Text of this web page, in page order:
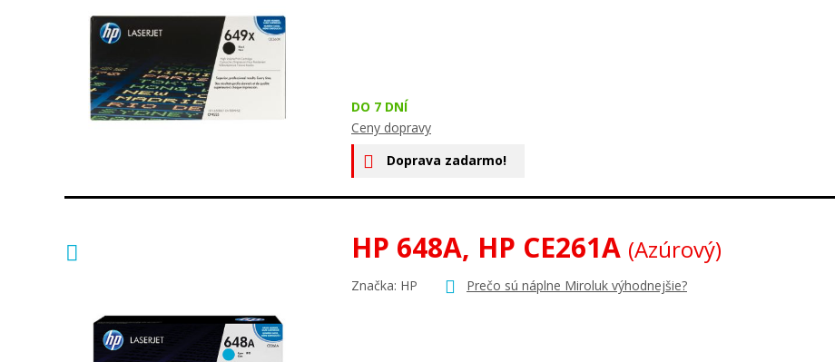
DO 7 DNÍ
Ceny dopravy
Doprava zadarmo!
HP 648A, HP CE261A (Azúrový)
Značka: HP Prečo sú náplne Miroluk výhodnejšie?